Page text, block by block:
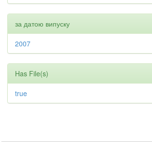
за датою випуску
2007
Has File(s)
true